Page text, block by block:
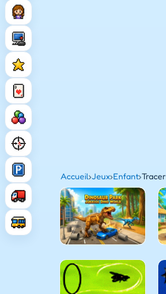
Accueil›Jeux›Enfant›Tracer